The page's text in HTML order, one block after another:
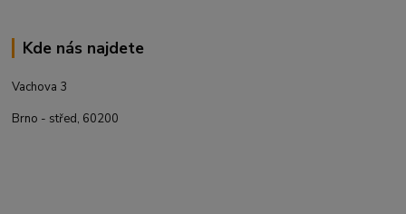
Kde nás najdete
Vachova 3
Brno - střed, 60200